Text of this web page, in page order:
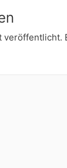
veröffentlicht.